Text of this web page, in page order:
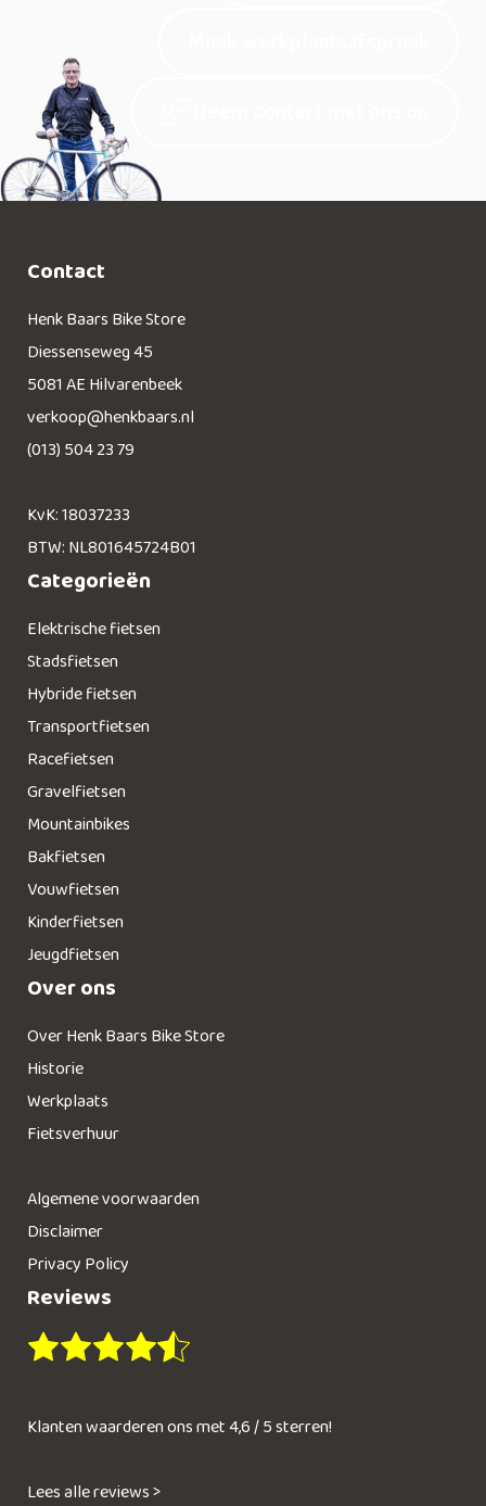
Contact
Henk Baars Bike Store
Diessenseweg 45
5081 AE Hilvarenbeek
verkoop@henkbaars.nl
(013) 504 23 79
KvK: 18037233
BTW: NL801645724B01
Categorieën
Elektrische fietsen
Stadsfietsen
Hybride fietsen
Transportfietsen
Racefietsen
Gravelfietsen
Mountainbikes
Bakfietsen
Vouwfietsen
Kinderfietsen
Jeugdfietsen
Over ons
Over Henk Baars Bike Store
Historie
Werkplaats
Fietsverhuur
Algemene voorwaarden
Disclaimer
Privacy Policy
Reviews
Klanten waarderen ons met 4,6 / 5 sterren!
Lees alle reviews >